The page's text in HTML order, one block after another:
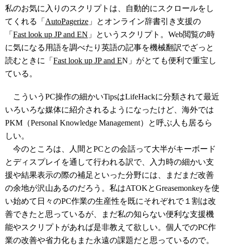
私のお気に入りのスクリプトは、自動的にスクロールをし
てくれる「 AutoPagerize 」とオンライン辞書引き支援の
「 Fast look up JP and EN 」というスクリプト。Web閲覧の時
に気になる用語を調べたり英語の記事を機械翻訳でざっと
読むときに「 Fast look up JP and EN」がとても便利で重宝し
ている。
こういうPC操作の細かいTipsはLifeHackに分類されて最近
いろいろな媒体に紹介されるようになったけど、海外では
PKM（Personal Knowledge Management）と呼ぶ人も居るら
しい。
今のところは、人間とPCとの会話って大半がキーボード
とディスプレイを通して行われる訳で、入力時の細かい支
援や結果表示の際の補足といった分野には、まだまだ改善
の余地が沢山あるのだろう。私はATOKとGreasemonkeyを使
い始めて日々のPC作業の生産性を既にそれぞれで１割は改
善できたと思っているが、まだ私の知らない便利な支援機
能やスクリプトがあれば是非教えて欲しい。個人でのPC作
業の改善や省力化もまた永遠の課題だと思っているので。